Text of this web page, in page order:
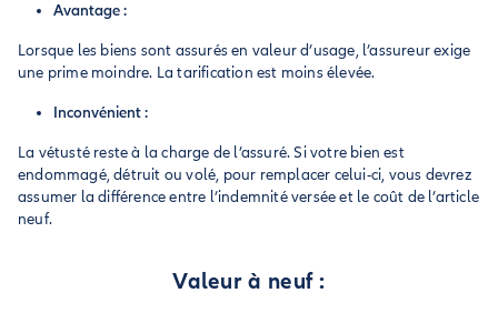
Avantage :
Lorsque les biens sont assurés en valeur d’usage, l’assureur exige
une prime moindre. La tarification est moins élevée.
Inconvénient :
La vétusté reste à la charge de l’assuré. Si votre bien est
endommagé, détruit ou volé, pour remplacer celui-ci, vous devrez
assumer la différence entre l’indemnité versée et le coût de l’article
neuf.
Valeur à neuf :